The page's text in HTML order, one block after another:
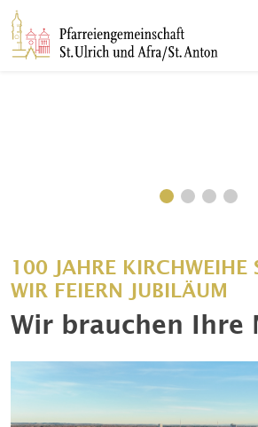
100 JAHRE KIRCHWEIHE
WIR FEIERN JUBILÄUM
Wir brauchen Ihre